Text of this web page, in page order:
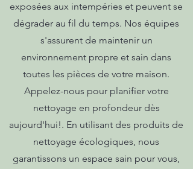
exposées aux intempéries et peuvent se
dégrader au fil du temps. Nos équipes
s'assurent de maintenir un
environnement propre et sain dans
toutes les pièces de votre maison.
Appelez-nous pour planifier votre
nettoyage en profondeur dès
aujourd'hui!. En utilisant des produits de
nettoyage écologiques, nous
garantissons un espace sain pour vous,